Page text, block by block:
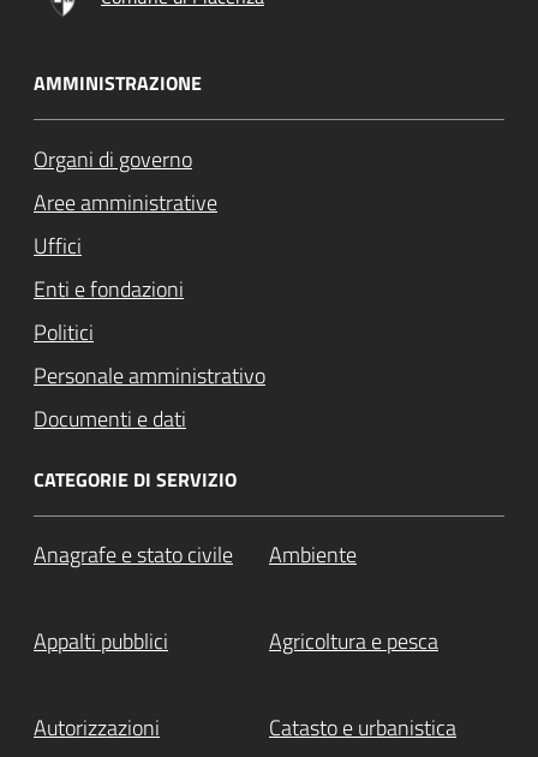
AMMINISTRAZIONE
Organi di governo
Aree amministrative
Uffici
Enti e fondazioni
Politici
Personale amministrativo
Documenti e dati
CATEGORIE DI SERVIZIO
Anagrafe e stato civile Ambiente
Appalti pubblici Agricoltura e pesca
Autorizzazioni Catasto e urbanistica